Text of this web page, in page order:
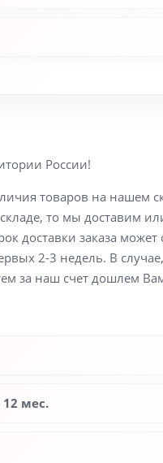
России!
товаров на
то мы доставим
доставки заказа
2-3 недель. В
за наш счет дошлем Вам
12 мес.